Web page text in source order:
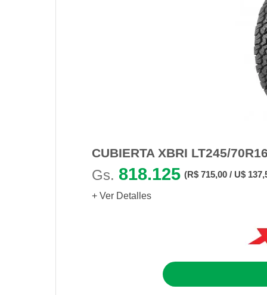
CUBIERTA XBRI LT245/
Gs. 818.125 (R$ 715,00 / U$
+ Ver Detalles